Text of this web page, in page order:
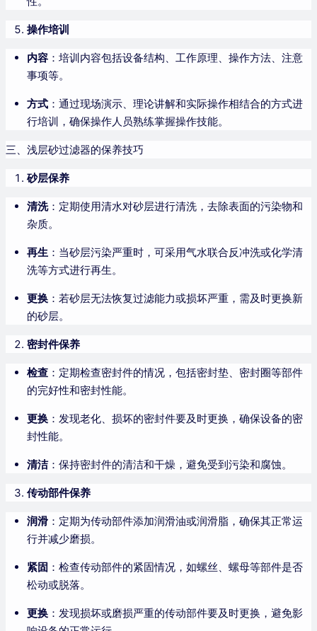
操作培训
内容 ：培训内容包括设备结构、工作原理、操作方法、注意
事项等。
方式 ：通过现场演示、理论讲解和实际操作相结合的方式进
行培训，确保操作人员熟练掌握操作技能。
三、浅层砂过滤器的保养技巧
砂层保养
清洗：定期使用清水对砂层进行清洗，去除表面的污染物和
杂质。
再生 ：当砂层污染严重时，可采用气水联合反冲洗或化学清
洗等方式进行再生。
更换 ：若砂层无法恢复过滤能力或损坏严重，需及时更换新
的砂层。
密封件保养
检查 ：定期检查密封件的情况，包括密封垫、密封圈等部件
的完好性和密封性能。
更换 ：发现老化、损坏的密封件要及时更换，确保设备的密
封性能。
清洁：保持密封件的清洁和干燥，避免受到污染和腐蚀。
传动部件保养
润滑 ：定期为传动部件添加润滑油或润滑脂，确保其正常运
行并减少磨损。
紧固 ：检查传动部件的紧固情况，如螺丝、螺母等部件是否
松动或脱落。
更换 ：发现损坏或磨损严重的传动部件要及时更换，避免影